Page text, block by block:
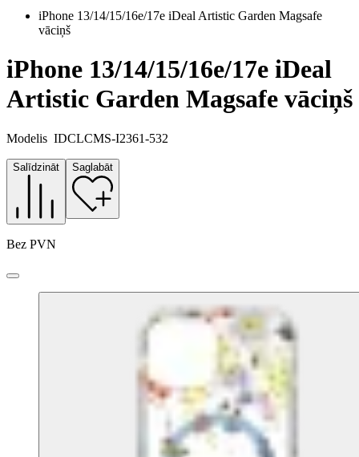
iPhone 13/14/15/16e/17e iDeal Artistic Garden Magsafe
vāciņš
iPhone 13/14/15/16e/17e iDeal
Artistic Garden Magsafe vāciņš
Modelis IDCLCMS-I2361-532
Salīdzināt Saglabāt
Bez PVN